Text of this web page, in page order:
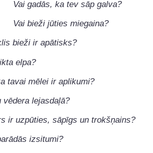
Vai gadās, ka tev sāp galva?
Vai bieži jūties miegaina?
bieži ir apātisks?
elpa?
tavai mēlei ir aplikumi?
vēdera lejasdaļā?
ir uzpūties, sāpīgs un trokšņains?
izsitumi?